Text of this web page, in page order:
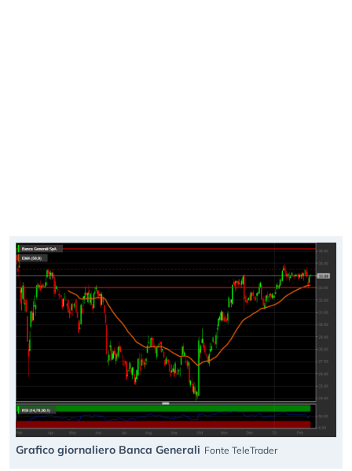
Grafico giornaliero Banca Generali Fonte TeleTrader